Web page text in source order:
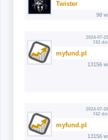
Twister
98
2024-07-
743
myfund.pl
13156
2024-07-
742
myfund.pl
13156